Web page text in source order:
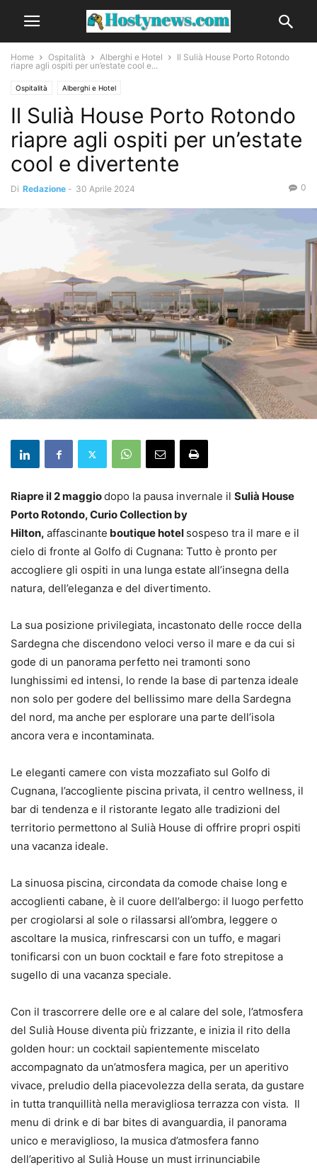
Home Ospitalità Alberghi e Hotel
Il Sulià House Porto Rotondo
riapre agli ospiti per un’estate cool e...
Ospitalità Alberghi e Hotel
Il Sulià House Porto Rotondo
riapre agli ospiti per un’estate
cool e divertente
Di Redazione - 30 Aprile 2024 0
Riapre il 2 maggiodopo la pausa invernale il Sulià House
Porto Rotondo, Curio Collection by
Hilton, affascinante boutique hotel sospeso tra il mare e il
cielo di fronte al Golfo di Cugnana: Tutto è pronto per
accogliere gli ospiti in una lunga estate all’insegna della
natura, dell’eleganza e del divertimento.
La sua posizione privilegiata, incastonato delle rocce della
Sardegna che discendono veloci verso il mare e da cui si
gode di un panorama perfetto nei tramonti sono
lunghissimi ed intensi, lo rende la base di partenza ideale
non solo per godere del bellissimo mare della Sardegna
del nord, ma anche per esplorare una parte dell’isola
ancora vera e incontaminata.
Le eleganti camere con vista mozzafiato sul Golfo di
Cugnana, l’accogliente piscina privata, il centro wellness, il
bar di tendenza e il ristorante legato alle tradizioni del
territorio permettono al Sulià House di offrire propri ospiti
una vacanza ideale.
La sinuosa piscina, circondata da comode chaise long e
accoglienti cabane, è il cuore dell’albergo: il luogo perfetto
per crogiolarsi al sole o rilassarsi all’ombra, leggere o
ascoltare la musica, rinfrescarsi con un tuffo, e magari
tonificarsi con un buon cocktail e fare foto strepitose a
sugello di una vacanza speciale.
Con il trascorrere delle ore e al calare del sole, l’atmosfera
del Sulià House diventa più frizzante, e inizia il rito della
golden hour: un cocktail sapientemente miscelato
accompagnato da un’atmosfera magica, per un aperitivo
vivace, preludio della piacevolezza della serata, da gustare
in tutta tranquillità nella meravigliosa terrazza con vista. Il
menu di drink e di bar bites di avanguardia, il panorama
unico e meraviglioso, la musica d’atmosfera fanno
dell’aperitivo al Sulià House un must irrinunciabile